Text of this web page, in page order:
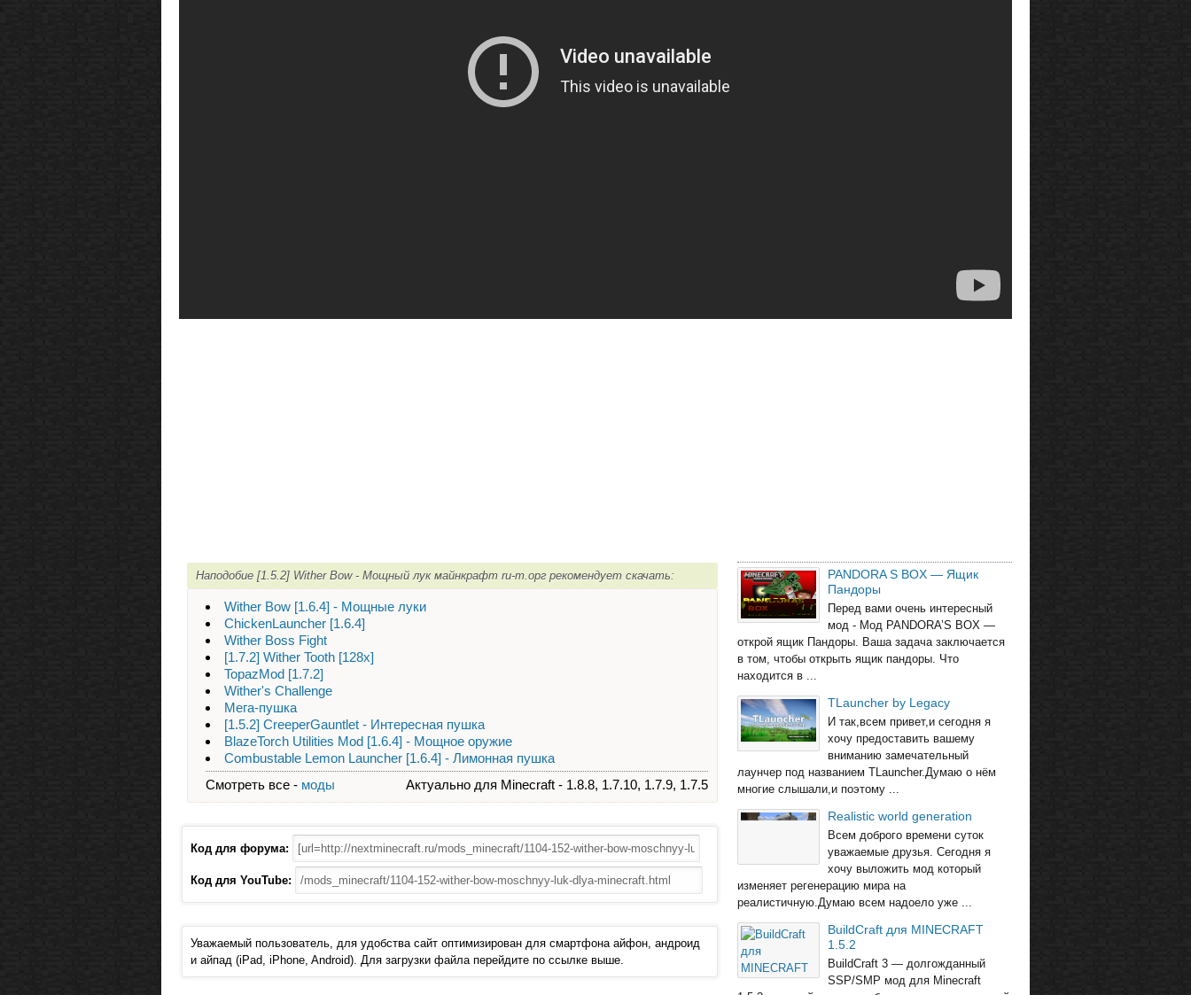
Наподобие [1.5.2] Wither Bow - Мощный лук майнкрафт ru-m.орг рекомендует скачать:
Wither Bow [1.6.4] - Мощные луки
ChickenLauncher [1.6.4]
Wither Boss Fight
[1.7.2] Wither Tooth [128x]
TopazMod [1.7.2]
Wither's Challenge
Мега-пушка
[1.5.2] CreeperGauntlet - Интересная пушка
BlazeTorch Utilities Mod [1.6.4] - Мощное оружие
Combustable Lemon Launcher [1.6.4] - Лимонная пушка
Смотреть все - моды Актуально для Minecraft - 1.8.8, 1.7.10, 1.7.9, 1.7.5
Код для форума:
Код для YouTube:
Уважаемый пользователь, для удобства сайт оптимизирован для смартфона айфон, андроид
и айпад (iPad, iPhone, Android). Для загрузки файла перейдите по ссылке выше.
PANDORA S BOX — Ящик
Пандоры
Перед вами очень интересный
мод - Мод PANDORA’S BOX —
открой ящик Пандоры. Ваша задача заключается
в том, чтобы открыть ящик пандоры. Что
находится в ...
TLauncher by Legacy
И так,всем привет,и сегодня я
хочу предоставить вашему
вниманию замечательный
лаунчер под названием TLauncher.Думаю о нём
многие слышали,и поэтому ...
Realistic world generation
Всем доброго времени суток
уважаемые друзья. Сегодня я
хочу выложить мод который
изменяет регенерацию мира на
реалистичную.Думаю всем надоело уже ...
BuildCraft для MINECRAFT
1.5.2
BuildCraft 3 — долгожданный
SSP/SMP мод для Minecraft